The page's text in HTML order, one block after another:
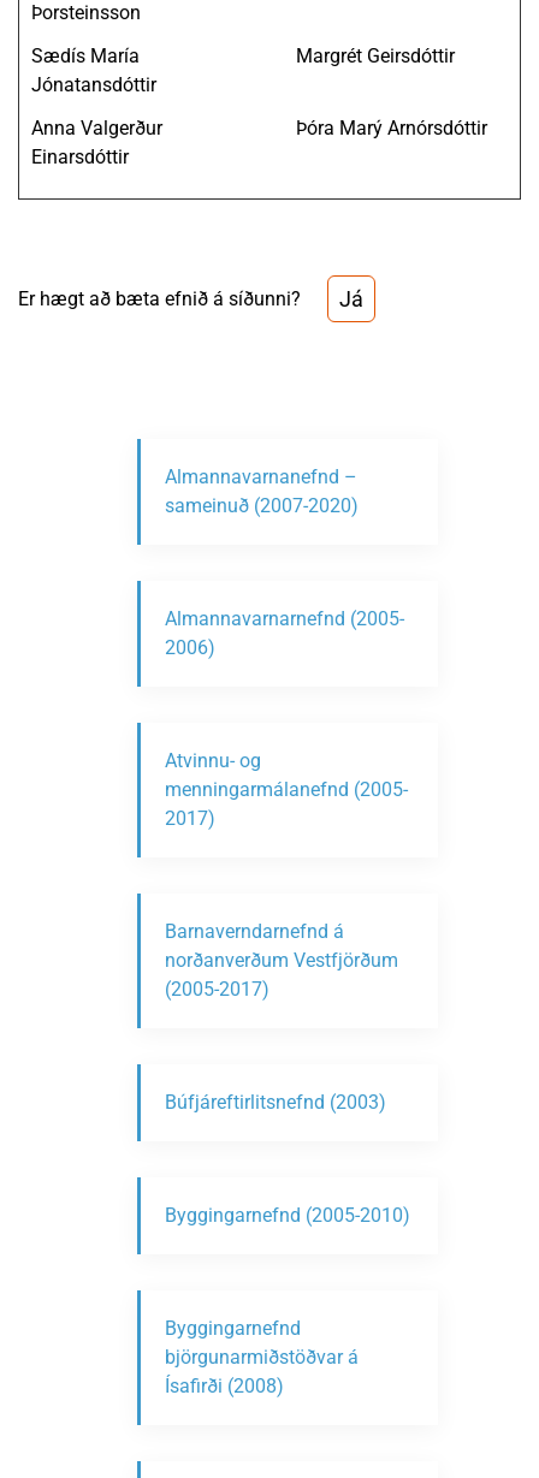
Þorsteinsson
Sædís María
Jónatansdóttir
Margrét Geirsdóttir
Anna Valgerður
Einarsdóttir
Þóra Marý Arnórsdóttir
Er hægt að bæta efnið á síðunni? Já
Almannavarnanefnd –
sameinuð (2007-2020)
Almannavarnarnefnd (2005-
2006)
Atvinnu- og
menningarmálanefnd (2005-
2017)
Barnaverndarnefnd á
norðanverðum Vestfjörðum
(2005-2017)
Búfjáreftirlitsnefnd (2003)
Byggingarnefnd (2005-2010)
Byggingarnefnd
björgunarmiðstöðvar á
Ísafirði (2008)